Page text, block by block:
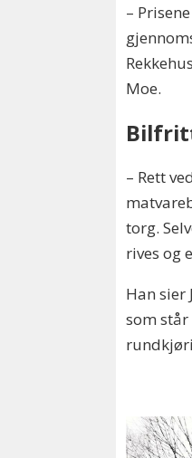
–
Moe.
– Rett
torg.
rives og
Han sier
som